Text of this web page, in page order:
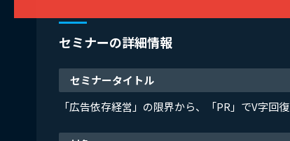
セミナーの詳細情報
セミナータイトル
「広告依存経営」の限界から、「PR」でV字回